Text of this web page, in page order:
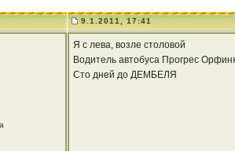
9.1.2011, 17:41
Я с лева, возле столовой
Водитель автобуса Прогрес
Сто дней до ДЕМБЕЛЯ